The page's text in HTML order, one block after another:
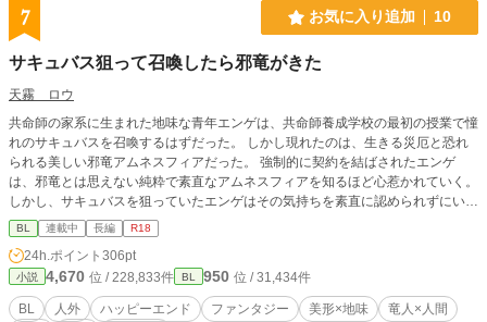
7 お気に入り追加 10
サキュバス狙って召喚したら邪竜がきた
天霧 ロウ
共命師の家系に生まれた地味な青年エンゲは、共命師養成学校の最初の授業で憧
れのサキュバスを召喚するはずだった。 しかし現れたのは、生きる災厄と恐れ
られる美しい邪竜アムネスフィアだった。 強制的に契約を結ばされたエンゲ
は、邪竜とは思えない純粋で素直なアムネスフィアを知るほど心惹かれていく。
しかし、サキュバスを狙っていたエンゲはその気持ちを素直に認められずにい
た。 アムネスフィア×エンゲ (ファンタジー/美形×地味/竜×人間/素直攻め/ツンデ
レ受け/ほだされ/人外/溺愛/契約/ハッピーエンド)
BL 連載中 長編 R18
24h.ポイント 306pt
小説 4,670 位 / 228,833件 BL 950 位 / 31,434件
BL 人外 ハッピーエンド ファンタジー 美形×地味
竜人×人間